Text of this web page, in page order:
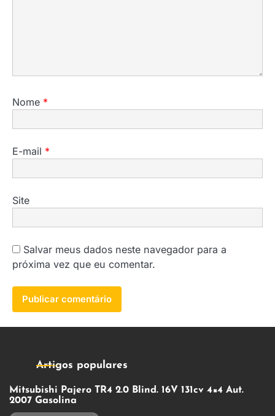
Nome *
E-mail *
Site
Salvar meus dados neste navegador para a
próxima vez que eu comentar.
Artigos populares
Mitsubishi Pajero TR4 2.0 Blind. 16V 131cv 4×4 Aut.
2007 Gasolina